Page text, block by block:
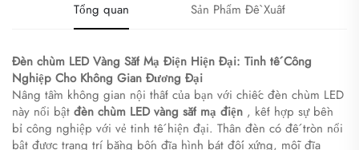
Tổng quan Sản Phẩm Đề Xuất
Đèn chùm LED Vàng Sắt Mạ Điện Hiện Đại: Tinh tế Công
Nghiệp Cho Không Gian Đương Đại
Nâng tầm không gian nội thất của bạn với chiếc đèn chùm LED
này nổi bật đèn chùm LED vàng sắt mạ điện , kết hợp sự bền
bỉ công nghiệp với vẻ tinh tế hiện đại. Thân đèn có đế tròn nổi
bật được trang trí bằng bốn đĩa hình bát đối xứng, mỗi đĩa